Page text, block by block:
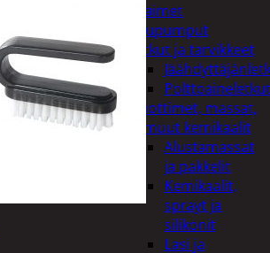
Avaimet
Imupumput
Letkut ja tarvikkeet
Polttoaineletkut
Liuottimet, massat,
ja muut kemikaalit
Alustamassat
ja pakkelit
Kemikaalit,
sprayt ja
silikonit
Lasi ja